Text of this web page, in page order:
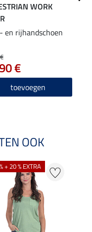
WORK
en rijhandschoen
€
toevoegen
OOK
+ 20 % EXTRA